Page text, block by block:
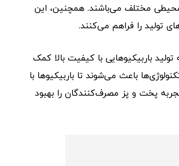
محیطی مختلف می‌باشند. همچنین، این
تولید را فراهم می‌کنند.
باربیکیوهایی با کیفیت بالا کمک
باعث می‌شوند تا باربیکیوها با
پخت و پز مصرف‌کنندگان را بهبود